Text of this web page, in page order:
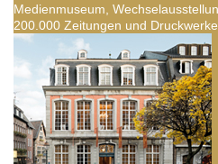
Medienmuseum,
200.000 Zeitungen und